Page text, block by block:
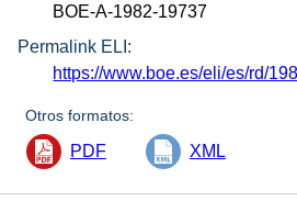
BOE-A-1982-19737
Permalink ELI:
https://www.boe.es/eli/es/rd/
Otros formatos:
PDF XML